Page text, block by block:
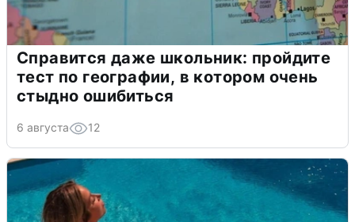
Справится даже школьник: пройдите
тест по географии, в котором очень
стыдно ошибиться
6 августа 12